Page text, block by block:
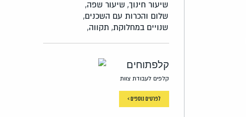
שיעור חינוך, שיעור שפה,
שלום והכרות עם השכנים,
שנויים במחלוקת, תקווה,
קלפתוחים
קלפים לעבודת צוות
לפרטים נוספים >